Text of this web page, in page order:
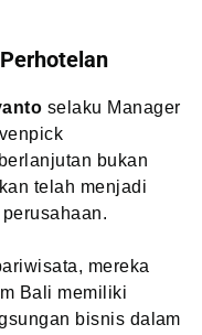
selaku Manager
bukan
telah menjadi
mereka
Bali memiliki
bisnis dalam